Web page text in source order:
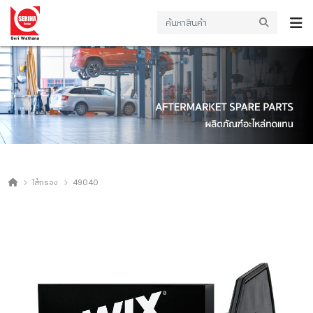
ไส้กรอง 49040